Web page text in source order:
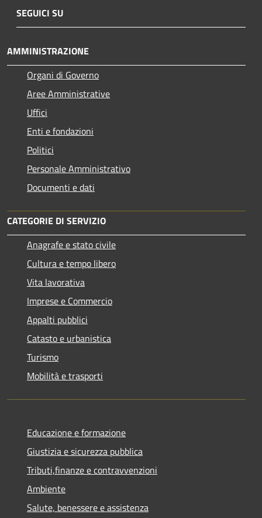
SEGUICI SU
AMMINISTRAZIONE
Organi di Governo
Aree Amministrative
Uffici
Enti e fondazioni
Politici
Personale Amministrativo
Documenti e dati
CATEGORIE DI SERVIZIO
Anagrafe e stato civile
Cultura e tempo libero
Vita lavorativa
Imprese e Commercio
Appalti pubblici
Catasto e urbanistica
Turismo
Mobilità e trasporti
Educazione e formazione
Giustizia e sicurezza pubblica
Tributi,finanze e contravvenzioni
Ambiente
Salute, benessere e assistenza